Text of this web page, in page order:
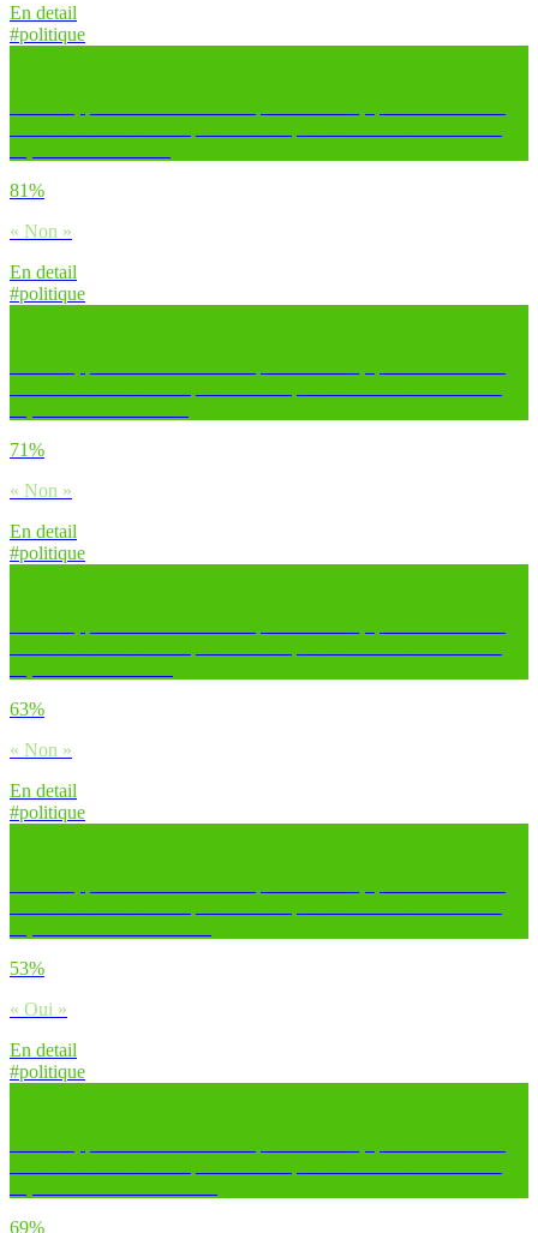
En detail
#politique
81%
« Non »
En detail
#politique
71%
« Non »
En detail
#politique
63%
« Non »
En detail
#politique
53%
« Oui »
En detail
#politique
69%